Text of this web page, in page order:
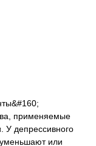
применяемые
У депрессивного
или